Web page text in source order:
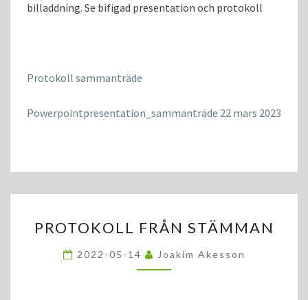
billaddning. Se bifigad presentation och protokoll
Protokoll sammanträde
Powerpointpresentation_sammanträde 22 mars 2023
FRÅN
STÄMMAN
PROTOKOLL FRÅN STÄMMAN
2022-05-14 Joakim Akesson